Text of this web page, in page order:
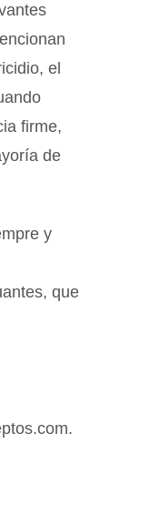
el
firme,
de
y
que